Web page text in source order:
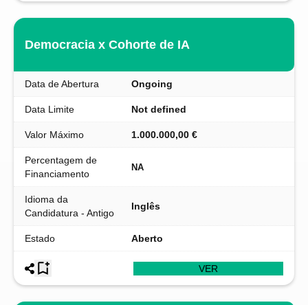
Democracia x Cohorte de IA
Data de Abertura Ongoing
Data Limite Not defined
Valor Máximo 1.000.000,00 €
Percentagem de
Financiamento
NA
Idioma da
Candidatura - Antigo
Inglês
Estado Aberto
VER